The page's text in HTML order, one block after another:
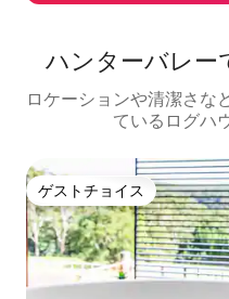
ハンターバレー
ロケーションや清潔さな
ているログハ
ゲストチョイス
ゲストチョイス